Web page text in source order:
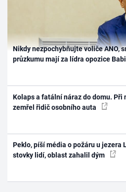
Nikdy nezpochybňujte voliče ANO,
průzkumu mají za lídra opozice
Kolaps a fatální náraz do domu. Při
zemřel řidič osobního auta
Peklo, píší média o požáru u jezera
stovky lidí, oblast zahalil dým